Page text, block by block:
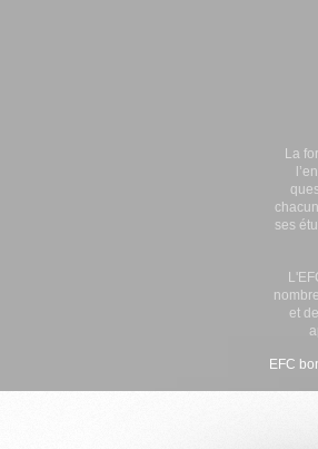
La
ses
et
EFC